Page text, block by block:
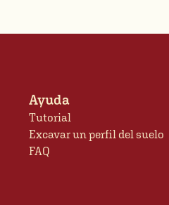
Ayuda
Tutorial
Excavar un perfil del suelo
FAQ